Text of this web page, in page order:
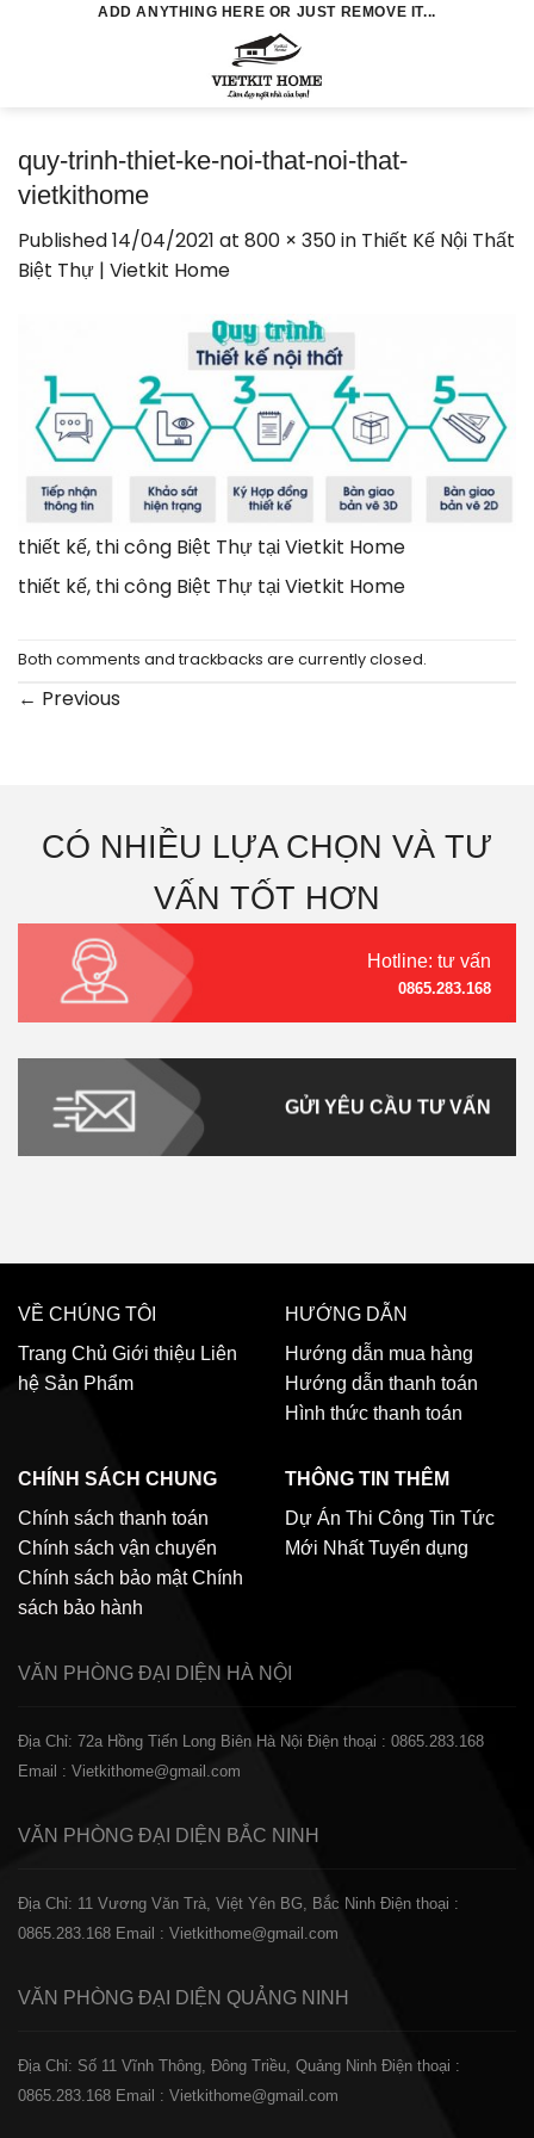
ADD ANYTHING HERE OR JUST REMOVE IT...
quy-trinh-thiet-ke-noi-that-noi-that-
vietkithome
Published14/04/2021 at 800 × 350in Thiết Kế Nội Thất
Biệt Thự | Vietkit Home
thiết kế, thi công Biệt Thự tại Vietkit Home
thiết kế, thi công Biệt Thự tại Vietkit Home
Both comments and trackbacks are currently closed.
← Previous
CÓ NHIỀU LỰA CHỌN VÀ TƯ
VẤN TỐT HƠN
Hotline: tư vấn
0865.283.168
GỬI YÊU CẦU TƯ VẤN
VỀ CHÚNG TÔI
Trang Chủ Giới thiệu Liên
hệ Sản Phẩm
HƯỚNG DẪN
Hướng dẫn mua hàng
Hướng dẫn thanh toán
Hình thức thanh toán
CHÍNH SÁCH CHUNG
Chính sách thanh toán
Chính sách vận chuyển
Chính sách bảo mật Chính
sách bảo hành
THÔNG TIN THÊM
Dự Án Thi Công Tin Tức
Mới Nhất Tuyển dụng
VĂN PHÒNG ĐẠI DIỆN HÀ NỘI
Địa Chỉ: 72a Hồng Tiến Long Biên Hà Nội Điện thoại : 0865.283.168
Email : Vietkithome@gmail.com
VĂN PHÒNG ĐẠI DIỆN BẮC NINH
Địa Chỉ: 11 Vương Văn Trà, Việt Yên BG, Bắc Ninh Điện thoại :
0865.283.168 Email : Vietkithome@gmail.com
VĂN PHÒNG ĐẠI DIỆN QUẢNG NINH
Địa Chỉ: Số 11 Vĩnh Thông, Đông Triều, Quảng Ninh Điện thoại :
0865.283.168 Email : Vietkithome@gmail.com